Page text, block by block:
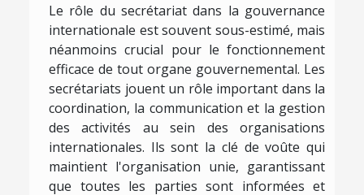
Le rôle du secrétariat dans la gouvernance
internationale est souvent sous-estimé, mais
néanmoins crucial pour le fonctionnement
efficace de tout organe gouvernemental. Les
secrétariats jouent un rôle important dans la
coordination, la communication et la gestion
des activités au sein des organisations
internationales. Ils sont la clé de voûte qui
maintient l'organisation unie, garantissant
que toutes les parties sont informées et